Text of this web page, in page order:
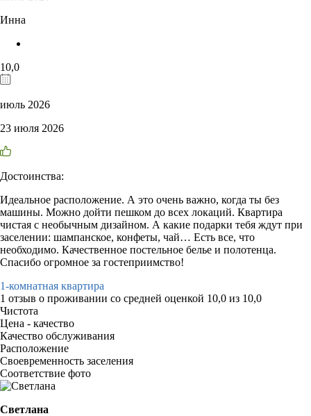
Инна
10,0
июль 2026
23 июля 2026
Достоинства:
Идеальное расположение. А это очень важно, когда ты без
машины. Можно дойти пешком до всех локаций. Квартира
чистая с необычным дизайном. А какие подарки тебя ждут при
заселении: шампанское, конфеты, чай… Есть все, что
необходимо. Качественное постельное белье и полотенца.
Спасибо огромное за гостеприимство!
1-комнатная квартира
1 отзыв о проживании со средней оценкой 10,0 из 10,0
Чистота
Цена - качество
Качество обслуживания
Расположение
Своевременность заселения
Соответствие фото
Светлана